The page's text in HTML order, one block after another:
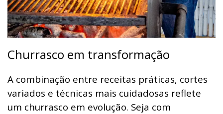
Churrasco em transformação
A combinação entre receitas práticas, cortes
variados e técnicas mais cuidadosas reflete
um churrasco em evolução. Seja com